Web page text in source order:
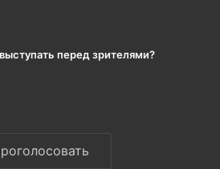
перед зрителями?